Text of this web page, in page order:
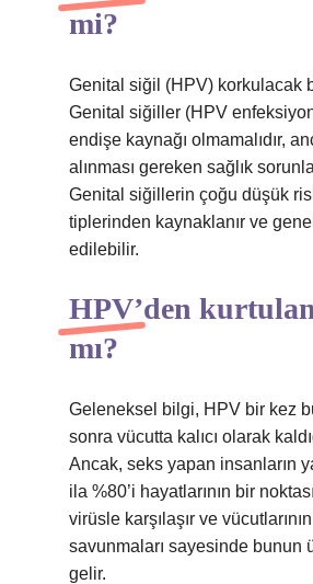
mi?
Genital siğil (HPV) korkulacak
Genital siğiller (HPV
endişe kaynağı olmamalıdır,
alınması gereken sağlık
Genital siğillerin çoğu düşük
tiplerinden kaynaklanır ve
edilebilir.
HPV’den
mı?
Geleneksel bilgi, HPV bir kez
sonra vücutta kalıcı olarak
Ancak, seks yapan insanların
ila %80’i hayatlarının bir
virüsle karşılaşır ve
savunmaları sayesinde bunun
gelir.